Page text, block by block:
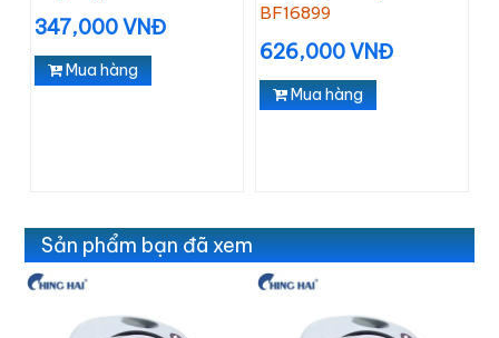
347,000 VNĐ
Mua hàng
BF16899
626,000 VNĐ
Mua hàng
Sản phẩm bạn đã xem